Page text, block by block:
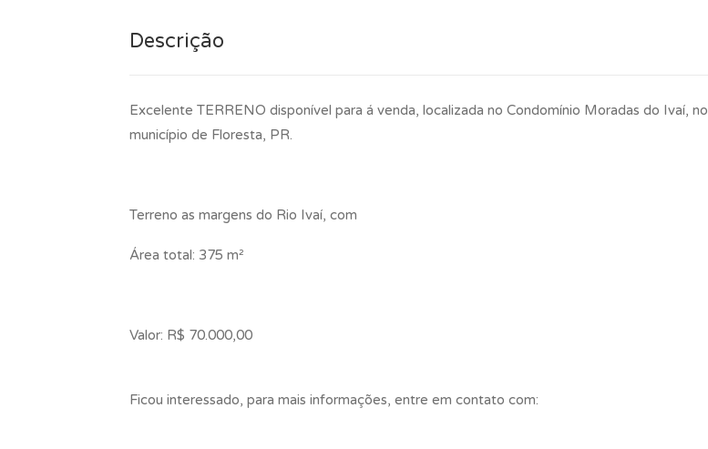
Descrição
Excelente TERRENO disponível para á venda, localizada no Condomínio Moradas do Ivaí, no
município de Floresta, PR.
Terreno as margens do Rio Ivaí, com
Área total: 375 m²
Valor: R$ 70.000,00
Ficou interessado, para mais informações, entre em contato com: